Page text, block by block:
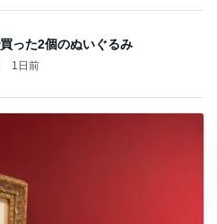
った2個のぬいぐるみ
1日前